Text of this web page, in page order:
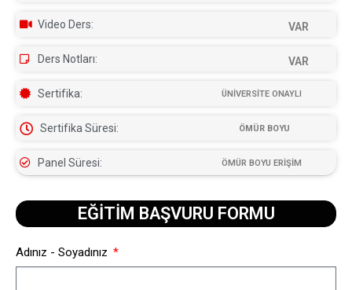
Video Ders: VAR
Ders Notları: VAR
Sertifika: ÜNİVERSİTE ONAYLI
Sertifika Süresi: ÖMÜR BOYU
Panel Süresi: ÖMÜR BOYU ERİŞİM
EĞİTİM BAŞVURU FORMU​
Adınız - Soyadınız